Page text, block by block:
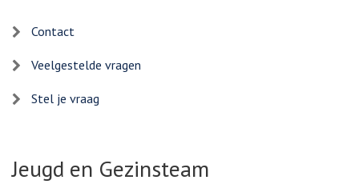
Contact
Veelgestelde vragen
Stel je vraag
Jeugd en Gezinsteam